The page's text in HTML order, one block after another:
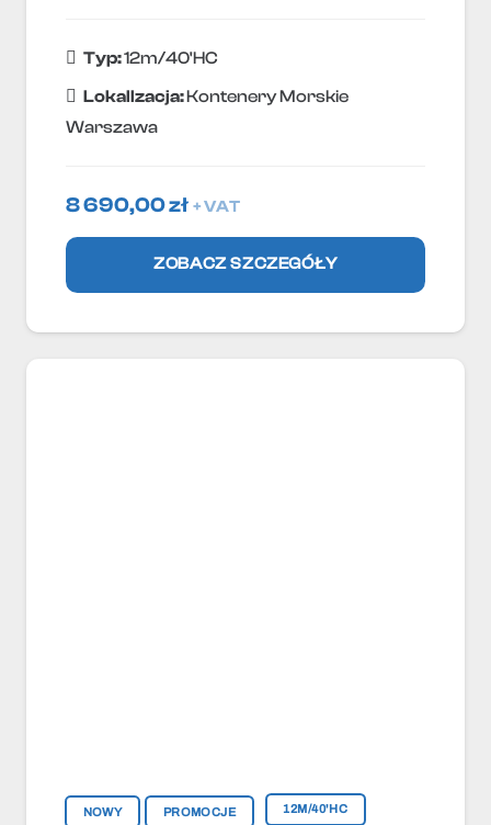
Typ:12m/40'HC
Lokallzacja:Kontenery Morskie
Warszawa
8 690,00zł + VAT
ZOBACZ SZCZEGÓŁY
NOWY PROMOCJE 12M/40'HC